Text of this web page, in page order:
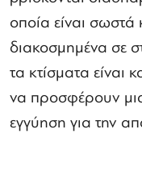
οποία είναι
διακοσμημένα σε
τα κτίσματα είναι
να προσφέρουν
εγγύηση για την